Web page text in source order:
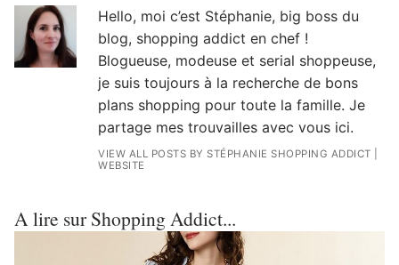
Hello, moi c’est Stéphanie, big boss du
blog, shopping addict en chef !
Blogueuse, modeuse et serial shoppeuse,
je suis toujours à la recherche de bons
plans shopping pour toute la famille. Je
partage mes trouvailles avec vous ici.
VIEW ALL POSTS BY STÉPHANIE SHOPPING ADDICT
WEBSITE
A lire sur Shopping Addict...